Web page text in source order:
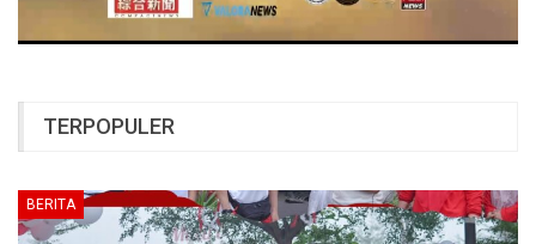
TERPOPULER
BERITA